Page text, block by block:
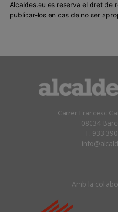
Alcaldes.eu es reserva el dret de
publicar-los en cas de no ser
Carrer Francesc
08034
T. 933
Amb la